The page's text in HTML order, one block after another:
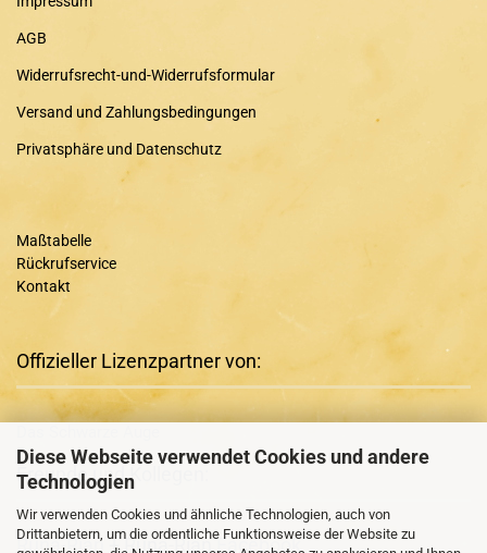
Diese Webseite verwendet Cookies und andere
Technologien
Wir verwenden Cookies und ähnliche Technologien, auch von
Drittanbietern, um die ordentliche Funktionsweise der Website zu
AGB
Widerrufsrecht-und-Widerrufsformular
Versand und Zahlungsbedingungen
Privatsphäre und Datenschutz
Maßtabelle
Rückrufservice
Kontakt
Offizieller Lizenzpartner von:
Freunde und Kollegen:
Runa-Rian + Runa-RianFacebook